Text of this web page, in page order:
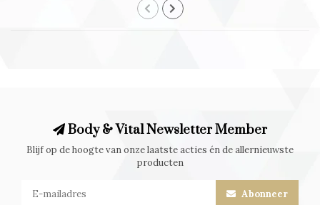
Body & Vital Newsletter Member
Blijf op de hoogte van onze laatste acties én de allernieuwste
producten
Abonneer